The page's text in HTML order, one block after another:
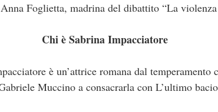
Foglietta, madrina del dibattito “La violenza
Chi è Sabrina Impacciatore
è un’attrice romana dal
Muccino a consacrarla con L’ultimo